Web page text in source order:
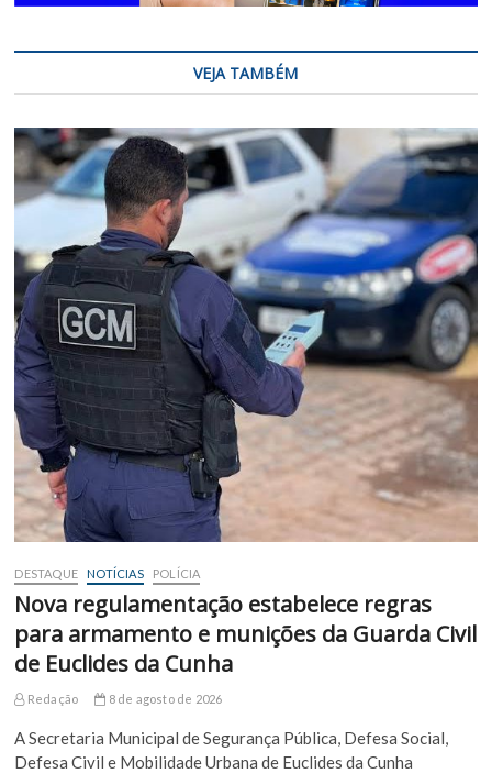
VEJA TAMBÉM
DESTAQUE NOTÍCIAS POLÍCIA
Nova regulamentação estabelece regras
para armamento e munições da Guarda Civil
de Euclides da Cunha
Redação 8 de agosto de 2026
A Secretaria Municipal de Segurança Pública, Defesa Social,
Defesa Civil e Mobilidade Urbana de Euclides da Cunha